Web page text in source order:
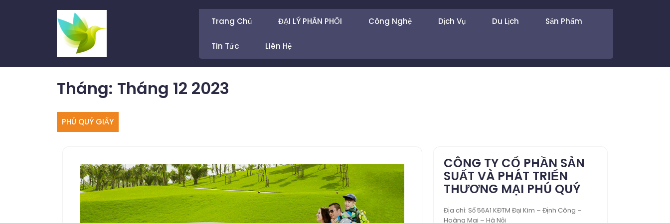
Trang Chủ ĐẠI LÝ PHÂN PHỐI Công Nghệ Dịch Vụ Du Lịch Sản Phẩm
Tin Tức Liên Hệ
Tháng: Tháng 12 2023
PHÚ QUÝ GIẤY
CÔNG TY CỔ PHẦN SẢN
SUẤT VÀ PHÁT TRIỂN
THƯƠNG MẠI PHÚ QUÝ
Địa chỉ: Số 56A1 KĐTM Đại Kim – Định Công –
Hoàng Mai – Hà Nội